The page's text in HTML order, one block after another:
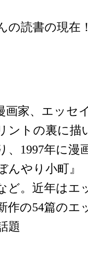
の読書の現
画家、エッセ
ントの裏に描
、1997年に漫
んやり小町』
ど。近年はエ
作の54篇のエ
題